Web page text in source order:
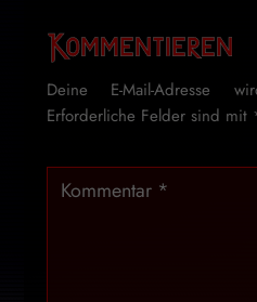
Kommentieren
Deine E-Mail-Adresse
Erforderliche Felder sind mit